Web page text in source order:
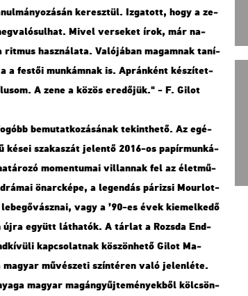
ke­resz­tül. Iz­ga­tott, hogy a ze­
Mivel ver­se­ket írok, már na­
rit­mus hasz­ná­la­ta. Va­ló­já­ban ma­gam­nak ta­ní­
a fes­tői mun­kám­nak is. Ap­rán­ként ké­szí­tet­
A zene a közös ere­dő­jük." - F. Gilot
be­mu­tat­ko­zá­sá­nak te­kint­he­tő. Az egé­
kései sza­ka­szát je­len­tő 2016-os pa­pír­mun­ká­
mo­men­tu­mai vil­lan­nak fel az élet­mű­
ön­arc­ké­pe, a le­gen­dás pá­ri­zsi Mo­ur­lot-
vagy a ’90-es évek ki­emel­ke­dő
újra együtt lát­ha­tók. A tár­lat a Rozs­da End­
kap­cso­lat­nak kö­szön­he­tő Gilot Ma­
mű­vé­sze­ti szín­té­ren való je­len­lé­te.
ma­gyar ma­gán­gyűj­te­mé­nyek­ből köl­csön­